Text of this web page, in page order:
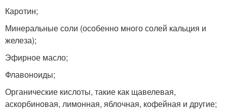
Каротин;
Минеральные соли (особенно много солей кальция и
железа);
Эфирное масло;
Флавоноиды;
Органические кислоты, такие как щавелевая,
аскорбиновая, лимонная, яблочная, кофейная и другие;